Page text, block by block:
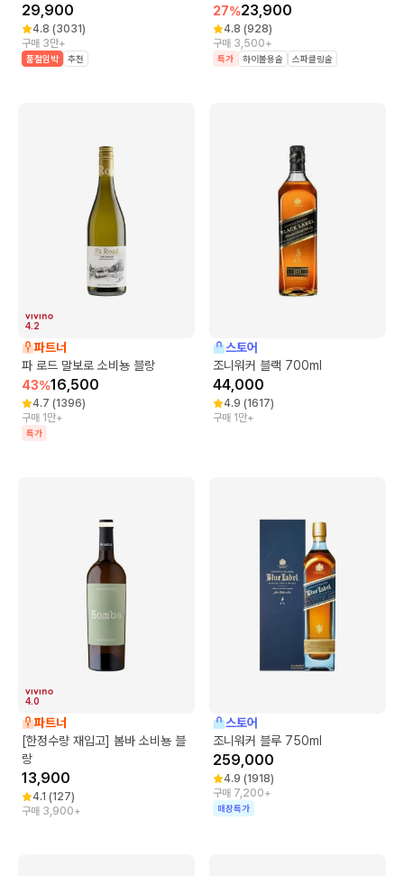
29,900
4.8 (3031)
구매 3만+
품절임박 추천
27%23,900
4.8 (928)
구매 3,500+
특가 하이볼용술 스파클링술
4.2
파트너
파 로드 말보로 소비뇽 블랑
43%16,500
4.7 (1396)
구매 1만+
특가
스토어
조니워커 블랙 700ml
44,000
4.9 (1617)
구매 1만+
4.0
파트너
[한정수량 재입고] 봄바 소비뇽 블
랑
13,900
4.1 (127)
구매 3,900+
스토어
조니워커 블루 750ml
259,000
4.9 (1918)
구매 7,200+
매장특가